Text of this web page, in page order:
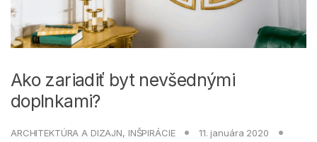
Ako zariadiť byt nevšednými
doplnkami?
ARCHITEKTÚRA A DIZAJN, INŠPIRÁCIE
11. januára 2020